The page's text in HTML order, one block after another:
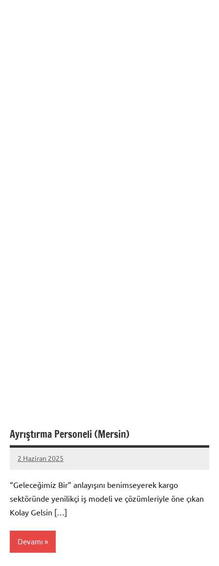
Ayrıştırma Personeli (Mersin)
2 Haziran 2025
admin
Yorum
“Geleceğimiz Bir” anlayışını benimseyerek kargo
sektöründe yenilikçi iş modeli ve çözümleriyle öne çıkan
Kolay Gelsin […]
Devamı